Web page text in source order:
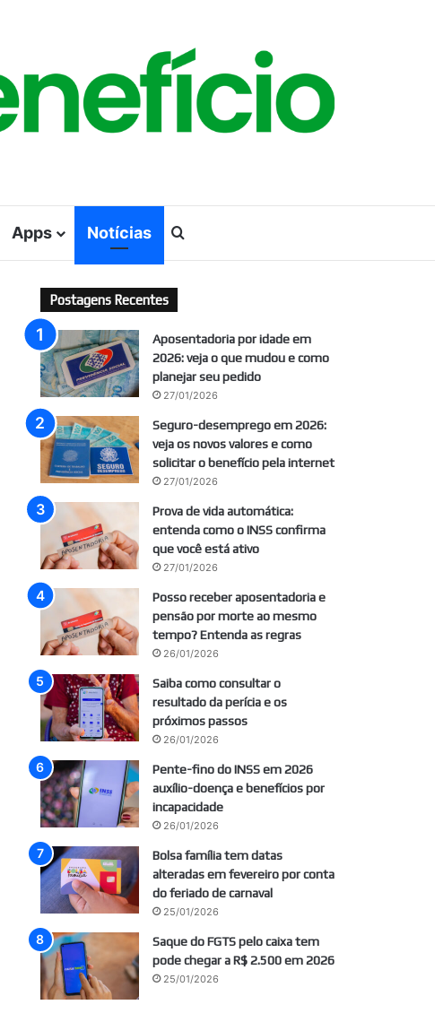
Apps Notícias
Postagens Recentes
Aposentadoria por idade em
2026: veja o que mudou e como
planejar seu pedido
27/01/2026
Seguro-desemprego em 2026:
veja os novos valores e como
solicitar o benefício pela internet
27/01/2026
Prova de vida automática:
entenda como o INSS confirma
que você está ativo
27/01/2026
Posso receber aposentadoria e
pensão por morte ao mesmo
tempo? Entenda as regras
26/01/2026
Saiba como consultar o
resultado da perícia e os
próximos passos
26/01/2026
Pente-fino do INSS em 2026
auxílio-doença e benefícios por
incapacidade
26/01/2026
Bolsa família tem datas
alteradas em fevereiro por conta
do feriado de carnaval
25/01/2026
Saque do FGTS pelo caixa tem
pode chegar a R$ 2.500 em 2026
25/01/2026